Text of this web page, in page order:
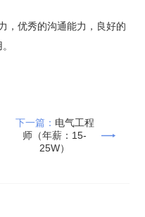
，优秀的沟通能力，良好的
下一篇： 电气工程
师（年薪：15-
25W）